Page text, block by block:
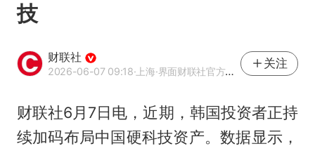
技
财联社
2026-06-07 09:18·上海·界面财联社官方账号
关注
财联社6月7日电，近期，韩国投资者正持
续加码布局中国硬科技资产。数据显示，